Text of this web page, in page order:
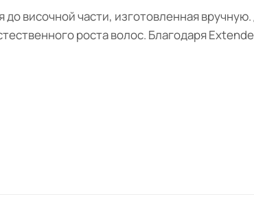
височной части, изготовленная
роста волос. Благодаря